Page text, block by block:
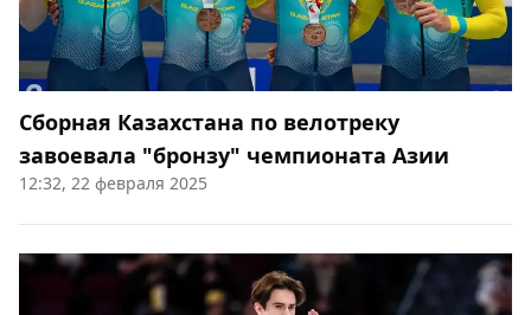
Сборная Казахстана по велотреку
завоевала "бронзу" чемпионата Азии
12:32, 22 февраля 2025